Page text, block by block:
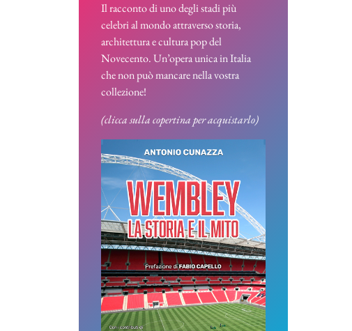
Il racconto di uno degli stadi più
celebri al mondo attraverso storia,
architettura e cultura pop del
Novecento. Un’opera unica in Italia
che non può mancare nella vostra
collezione!
(clicca sulla copertina per acquistarlo)